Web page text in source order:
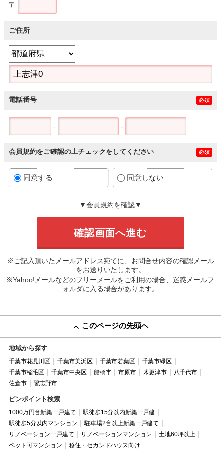
〒
ご住所
電話番号 必須
- -
会員規約をご確認の上チェックをしてください 必須
同意する 同意しない
▼会員規約を確認▼
※ご記入頂いたメールアドレス宛てに、お問合せ内容の確認メール
をお送りいたします。
※Yahoo!メールなどのフリーメールをご利用の場合、迷惑メールフ
ォルダに入る場合があります。
このページの先頭へ
地域から探す
千葉市花見川区 千葉市美浜区 千葉市若葉区
千葉市緑区
千葉市稲毛区
千葉市中央区 船橋市 市原市 木更津市
八千代市
佐倉市
習志野市
ピンポイント検索
1000万円台新築一戸建て
駅徒歩15分以内新築一戸建
駅徒歩5分以内マンション
駐車場2台以上新築一戸建て
リノベーション一戸建て
リノベーションマンション
土地60坪以上
ペット可マンション
移住・セカンドハウス向け